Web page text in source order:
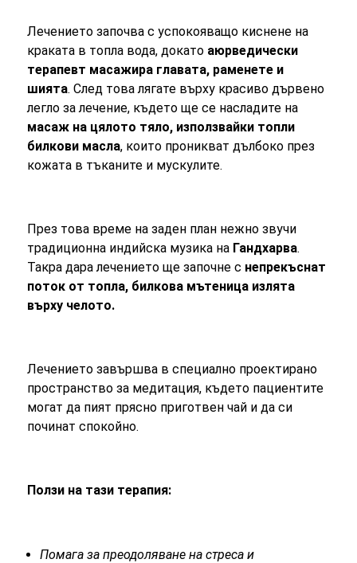
Лечението започва с успокояващо киснене на
краката в топла вода, докато аюрведически
терапевт масажира главата, раменете и
шията. След това лягате върху красиво дървено
легло за лечение, където ще се насладите на
масаж на цялото тяло, използвайки топли
билкови масла, които проникват дълбоко през
кожата в тъканите и мускулите.
През това време на заден план нежно звучи
традиционна индийска музика на Гандхарва.
Такра дара лечението ще започне с непрекъснат
поток от топла, билкова мътеница излята
върху челото.
Лечението завършва в специално проектирано
пространство за медитация, където пациентите
могат да пият прясно приготвен чай и да си
починат спокойно.
Ползи на тази терапия:
Помага за преодоляване на стреса и